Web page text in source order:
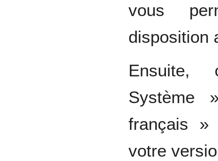
vous
disposition
Ensuite,
Système
français »
votre